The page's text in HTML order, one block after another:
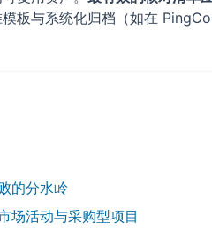
板与系统化归档（如在
的分水岭
场活动与采购型项目